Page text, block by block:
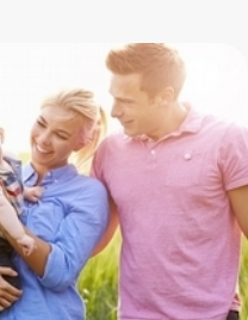
性硬腦膜下血腫，經顱骨鑽